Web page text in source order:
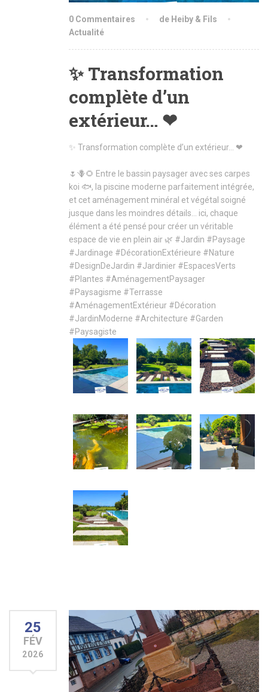
0 Commentaires
de Heiby & Fils
Actualité
✨ Transformation
complète d’un
extérieur… ❤
✨ Transformation complète d’un extérieur… ❤
🌷🪻🌻 Entre le bassin paysager avec ses carpes
koi 🐟, la piscine moderne parfaitement intégrée,
et cet aménagement minéral et végétal soigné
jusque dans les moindres détails… ici, chaque
élément a été pensé pour créer un véritable
espace de vie en plein air 🌿 #Jardin #Paysage
#Jardinage #DécorationExtérieure #Nature
#DesignDeJardin #Jardinier #EspacesVerts
#Plantes #AménagementPaysager
#Paysagisme #Terrasse
#AménagementExtérieur #Décoration
#JardinModerne #Architecture #Garden
#Paysagiste
25
FÉV
2026